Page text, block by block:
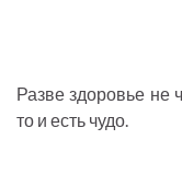
Разве здоровье не
то и есть чудо.